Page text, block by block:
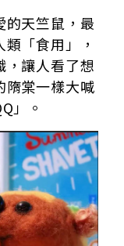
的天竺鼠，最
「食用」，
，讓人看了想
隋棠一樣大喊
」。